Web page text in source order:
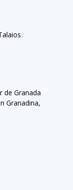
de Granada
Granadina,